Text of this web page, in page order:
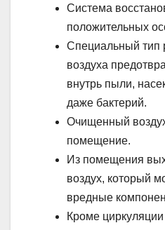
Система
положительных
Специальный тип
воздуха
внутрь пыли,
даже бактерий.
Очищенный
помещение.
Из помещения
воздух, который
вредные
Кроме